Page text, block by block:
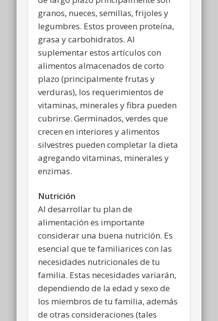
granos, nueces, semillas, frijoles y
legumbres. Estos proveen proteína,
grasa y carbohidratos. Al
suplementar estos artículos con
alimentos almacenados de corto
plazo (principalmente frutas y
verduras), los requerimientos de
vitaminas, minerales y fibra pueden
cubrirse. Germinados, verdes que
crecen en interiores y alimentos
silvestres pueden completar la dieta
agregando vitaminas, minerales y
enzimas.
Nutrición
Al desarrollar tu plan de
alimentación es importante
considerar una buena nutrición. Es
esencial que te familiarices con las
necesidades nutricionales de tu
familia. Estas necesidades variarán,
dependiendo de la edad y sexo de
los miembros de tu familia, además
de otras consideraciones (tales